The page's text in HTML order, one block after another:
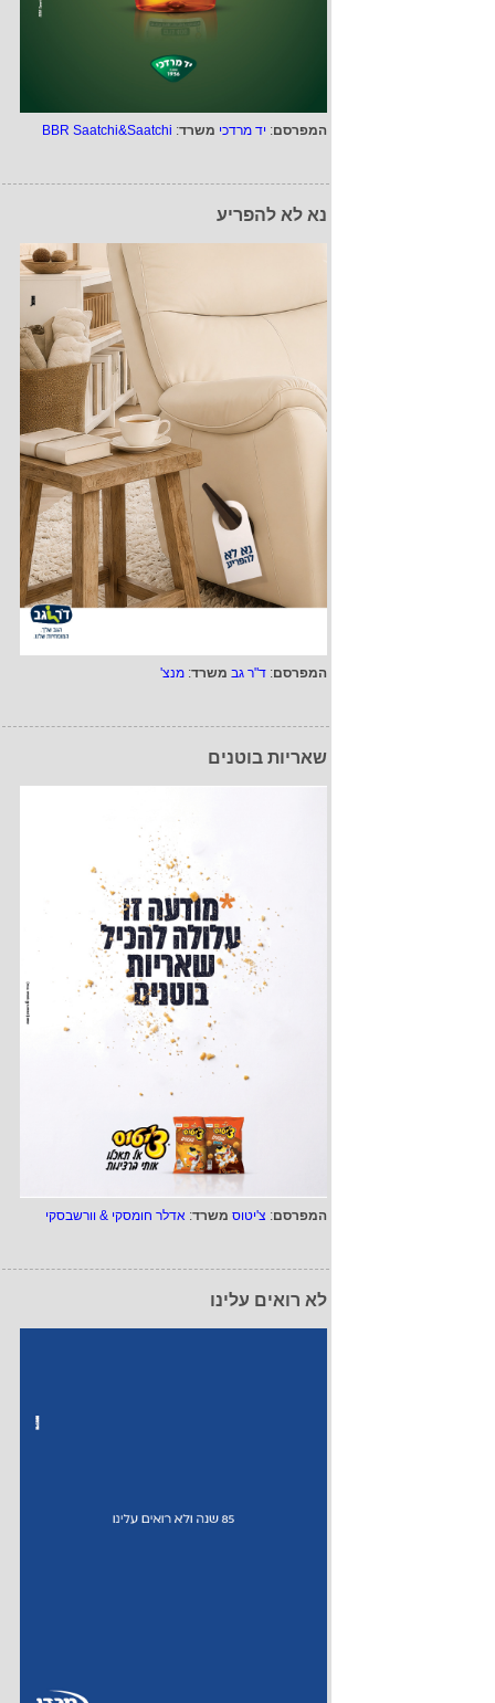
המפרסם: יד מרדכי משרד:
BBR Saatchi&Saatchi
נא לא להפריע
המפרסם: ד"ר גב משרד: מנצ'
שאריות בוטנים
המפרסם: צ'יטוס משרד: אדלר חומסקי & וורשבסקי
לא רואים עלינו